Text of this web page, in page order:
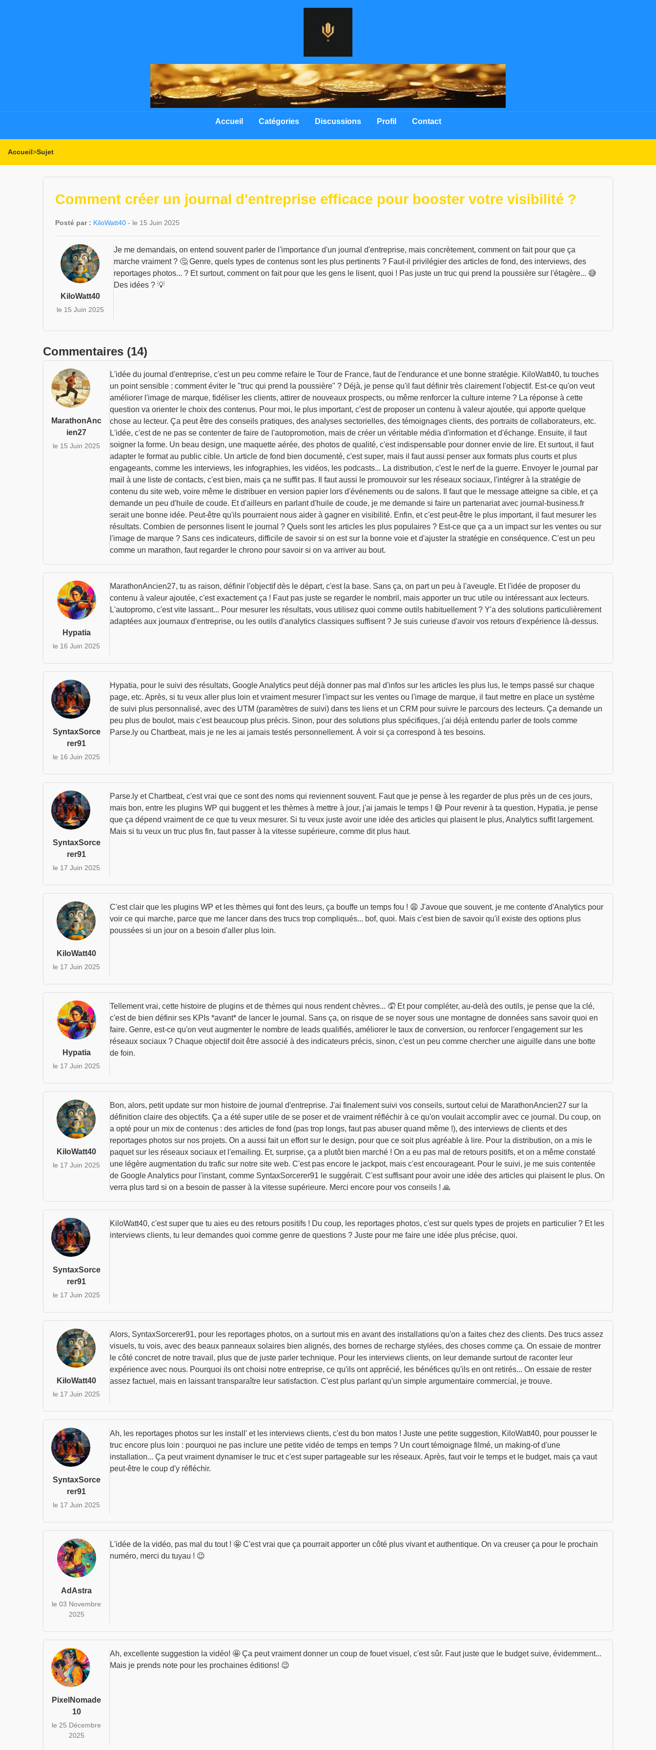
Accueil Catégories Discussions Profil Contact
Accueil>Sujet
Comment créer un journal d'entreprise efficace pour booster votre visibilité ?
Posté par : KiloWatt40 - le 15 Juin 2025
KiloWatt40
le 15 Juin 2025
Je me demandais, on entend souvent parler de l'importance d'un journal d'entreprise, mais concrètement, comment on fait pour que ça
marche vraiment ? 🤔 Genre, quels types de contenus sont les plus pertinents ? Faut-il privilégier des articles de fond, des interviews, des
reportages photos... ? Et surtout, comment on fait pour que les gens le lisent, quoi ! Pas juste un truc qui prend la poussière sur l'étagère... 😅
Des idées ? 💡
Commentaires (14)
MarathonAnc
ien27
le 15 Juin 2025
L'idée du journal d'entreprise, c'est un peu comme refaire le Tour de France, faut de l'endurance et une bonne stratégie. KiloWatt40, tu touches
un point sensible : comment éviter le "truc qui prend la poussière" ? Déjà, je pense qu'il faut définir très clairement l'objectif. Est-ce qu'on veut
améliorer l'image de marque, fidéliser les clients, attirer de nouveaux prospects, ou même renforcer la culture interne ? La réponse à cette
question va orienter le choix des contenus. Pour moi, le plus important, c'est de proposer un contenu à valeur ajoutée, qui apporte quelque
chose au lecteur. Ça peut être des conseils pratiques, des analyses sectorielles, des témoignages clients, des portraits de collaborateurs, etc.
L'idée, c'est de ne pas se contenter de faire de l'autopromotion, mais de créer un véritable média d'information et d'échange. Ensuite, il faut
soigner la forme. Un beau design, une maquette aérée, des photos de qualité, c'est indispensable pour donner envie de lire. Et surtout, il faut
adapter le format au public cible. Un article de fond bien documenté, c'est super, mais il faut aussi penser aux formats plus courts et plus
engageants, comme les interviews, les infographies, les vidéos, les podcasts... La distribution, c'est le nerf de la guerre. Envoyer le journal par
mail à une liste de contacts, c'est bien, mais ça ne suffit pas. Il faut aussi le promouvoir sur les réseaux sociaux, l'intégrer à la stratégie de
contenu du site web, voire même le distribuer en version papier lors d'événements ou de salons. Il faut que le message atteigne sa cible, et ça
demande un peu d'huile de coude. Et d'ailleurs en parlant d'huile de coude, je me demande si faire un partenariat avec journal-business.fr
serait une bonne idée. Peut-être qu'ils pourraient nous aider à gagner en visibilité. Enfin, et c'est peut-être le plus important, il faut mesurer les
résultats. Combien de personnes lisent le journal ? Quels sont les articles les plus populaires ? Est-ce que ça a un impact sur les ventes ou sur
l'image de marque ? Sans ces indicateurs, difficile de savoir si on est sur la bonne voie et d'ajuster la stratégie en conséquence. C'est un peu
comme un marathon, faut regarder le chrono pour savoir si on va arriver au bout.
Hypatia
le 16 Juin 2025
MarathonAncien27, tu as raison, définir l'objectif dès le départ, c'est la base. Sans ça, on part un peu à l'aveugle. Et l'idée de proposer du
contenu à valeur ajoutée, c'est exactement ça ! Faut pas juste se regarder le nombril, mais apporter un truc utile ou intéressant aux lecteurs.
L'autopromo, c'est vite lassant... Pour mesurer les résultats, vous utilisez quoi comme outils habituellement ? Y'a des solutions particulièrement
adaptées aux journaux d'entreprise, ou les outils d'analytics classiques suffisent ? Je suis curieuse d'avoir vos retours d'expérience là-dessus.
SyntaxSorce
rer91
le 16 Juin 2025
Hypatia, pour le suivi des résultats, Google Analytics peut déjà donner pas mal d'infos sur les articles les plus lus, le temps passé sur chaque
page, etc. Après, si tu veux aller plus loin et vraiment mesurer l'impact sur les ventes ou l'image de marque, il faut mettre en place un système
de suivi plus personnalisé, avec des UTM (paramètres de suivi) dans tes liens et un CRM pour suivre le parcours des lecteurs. Ça demande un
peu plus de boulot, mais c'est beaucoup plus précis. Sinon, pour des solutions plus spécifiques, j'ai déjà entendu parler de tools comme
Parse.ly ou Chartbeat, mais je ne les ai jamais testés personnellement. À voir si ça correspond à tes besoins.
SyntaxSorce
rer91
le 17 Juin 2025
Parse.ly et Chartbeat, c'est vrai que ce sont des noms qui reviennent souvent. Faut que je pense à les regarder de plus près un de ces jours,
mais bon, entre les plugins WP qui buggent et les thèmes à mettre à jour, j'ai jamais le temps ! 😅 Pour revenir à ta question, Hypatia, je pense
que ça dépend vraiment de ce que tu veux mesurer. Si tu veux juste avoir une idée des articles qui plaisent le plus, Analytics suffit largement.
Mais si tu veux un truc plus fin, faut passer à la vitesse supérieure, comme dit plus haut.
KiloWatt40
le 17 Juin 2025
C'est clair que les plugins WP et les thèmes qui font des leurs, ça bouffe un temps fou ! 😩 J'avoue que souvent, je me contente d'Analytics pour
voir ce qui marche, parce que me lancer dans des trucs trop compliqués... bof, quoi. Mais c'est bien de savoir qu'il existe des options plus
poussées si un jour on a besoin d'aller plus loin.
Hypatia
le 17 Juin 2025
Tellement vrai, cette histoire de plugins et de thèmes qui nous rendent chèvres... 🤦 Et pour compléter, au-delà des outils, je pense que la clé,
c'est de bien définir ses KPIs *avant* de lancer le journal. Sans ça, on risque de se noyer sous une montagne de données sans savoir quoi en
faire. Genre, est-ce qu'on veut augmenter le nombre de leads qualifiés, améliorer le taux de conversion, ou renforcer l'engagement sur les
réseaux sociaux ? Chaque objectif doit être associé à des indicateurs précis, sinon, c'est un peu comme chercher une aiguille dans une botte
de foin.
KiloWatt40
le 17 Juin 2025
Bon, alors, petit update sur mon histoire de journal d'entreprise. J'ai finalement suivi vos conseils, surtout celui de MarathonAncien27 sur la
définition claire des objectifs. Ça a été super utile de se poser et de vraiment réfléchir à ce qu'on voulait accomplir avec ce journal. Du coup, on
a opté pour un mix de contenus : des articles de fond (pas trop longs, faut pas abuser quand même !), des interviews de clients et des
reportages photos sur nos projets. On a aussi fait un effort sur le design, pour que ce soit plus agréable à lire. Pour la distribution, on a mis le
paquet sur les réseaux sociaux et l'emailing. Et, surprise, ça a plutôt bien marché ! On a eu pas mal de retours positifs, et on a même constaté
une légère augmentation du trafic sur notre site web. C'est pas encore le jackpot, mais c'est encourageant. Pour le suivi, je me suis contentée
de Google Analytics pour l'instant, comme SyntaxSorcerer91 le suggérait. C'est suffisant pour avoir une idée des articles qui plaisent le plus. On
verra plus tard si on a besoin de passer à la vitesse supérieure. Merci encore pour vos conseils ! 🙏
SyntaxSorce
rer91
le 17 Juin 2025
KiloWatt40, c'est super que tu aies eu des retours positifs ! Du coup, les reportages photos, c'est sur quels types de projets en particulier ? Et les
interviews clients, tu leur demandes quoi comme genre de questions ? Juste pour me faire une idée plus précise, quoi.
KiloWatt40
le 17 Juin 2025
Alors, SyntaxSorcerer91, pour les reportages photos, on a surtout mis en avant des installations qu'on a faites chez des clients. Des trucs assez
visuels, tu vois, avec des beaux panneaux solaires bien alignés, des bornes de recharge stylées, des choses comme ça. On essaie de montrer
le côté concret de notre travail, plus que de juste parler technique. Pour les interviews clients, on leur demande surtout de raconter leur
expérience avec nous. Pourquoi ils ont choisi notre entreprise, ce qu'ils ont apprécié, les bénéfices qu'ils en ont retirés... On essaie de rester
assez factuel, mais en laissant transparaître leur satisfaction. C'est plus parlant qu'un simple argumentaire commercial, je trouve.
SyntaxSorce
rer91
le 17 Juin 2025
Ah, les reportages photos sur les install' et les interviews clients, c'est du bon matos ! Juste une petite suggestion, KiloWatt40, pour pousser le
truc encore plus loin : pourquoi ne pas inclure une petite vidéo de temps en temps ? Un court témoignage filmé, un making-of d'une
installation... Ça peut vraiment dynamiser le truc et c'est super partageable sur les réseaux. Après, faut voir le temps et le budget, mais ça vaut
peut-être le coup d'y réfléchir.
AdAstra
le 03 Novembre
2025
L'idée de la vidéo, pas mal du tout ! 🤩 C'est vrai que ça pourrait apporter un côté plus vivant et authentique. On va creuser ça pour le prochain
numéro, merci du tuyau ! 😉
PixelNomade
10
le 25 Décembre
2025
Ah, excellente suggestion la vidéo! 🤩 Ça peut vraiment donner un coup de fouet visuel, c'est sûr. Faut juste que le budget suive, évidemment...
Mais je prends note pour les prochaines éditions! 😉